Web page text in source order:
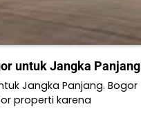
untuk Jangka Panjang
Jangka Panjang. Bogor
properti karena